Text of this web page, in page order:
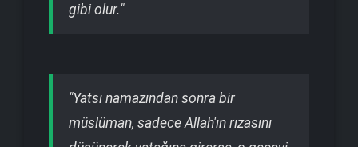
gibi olur."
"Yatsı namazından sonra bir
müslüman, sadece Allah'ın rızasını